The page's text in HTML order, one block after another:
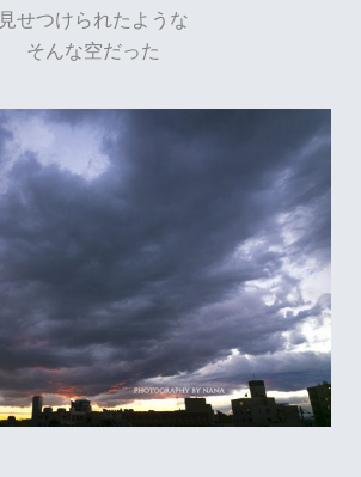
見せつけられたような
そんな空だった